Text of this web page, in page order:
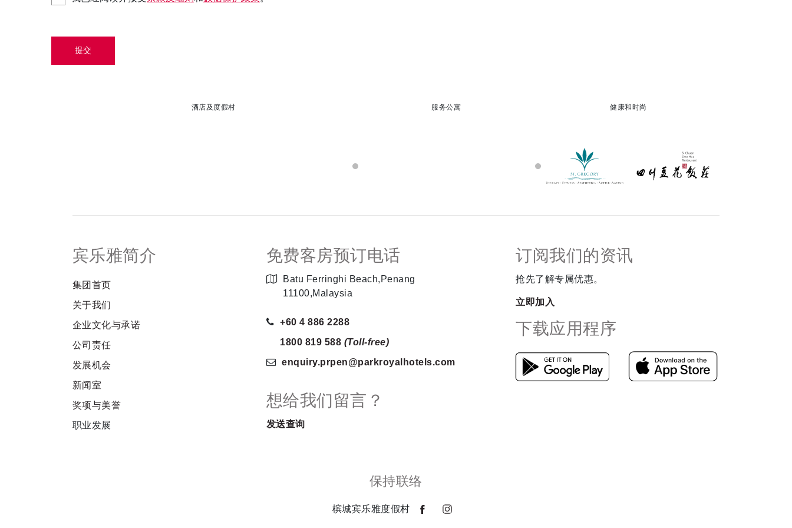
提交
酒店及度假村 服务公寓 健康和时尚
宾乐雅简介
集团首页
关于我们
企业文化与承诺
公司责任
发展机会
新闻室
奖项与美誉
职业发展
免费客房预订电话
Batu Ferringhi Beach,Penang
11100,Malaysia
+60 4 886 2288
1800 819 588 (Toll-free)
enquiry.prpen@parkroyalhotels.com
想给我们留言？
发送查询
订阅我们的资讯
抢先了解专属优惠。
立即加入
下载应用程序
保持联络
槟城宾乐雅度假村